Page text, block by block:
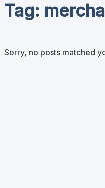
Tag:
Sorry, no posts matched